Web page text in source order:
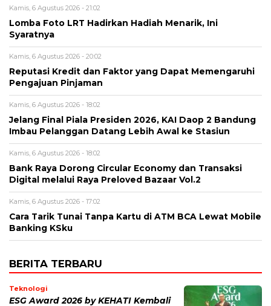
Kamis, 6 Agustus 2026 - 21:02
Lomba Foto LRT Hadirkan Hadiah Menarik, Ini
Syaratnya
Kamis, 6 Agustus 2026 - 20:02
Reputasi Kredit dan Faktor yang Dapat Memengaruhi
Pengajuan Pinjaman
Kamis, 6 Agustus 2026 - 18:02
Jelang Final Piala Presiden 2026, KAI Daop 2 Bandung
Imbau Pelanggan Datang Lebih Awal ke Stasiun
Kamis, 6 Agustus 2026 - 18:02
Bank Raya Dorong Circular Economy dan Transaksi
Digital melalui Raya Preloved Bazaar Vol.2
Kamis, 6 Agustus 2026 - 17:02
Cara Tarik Tunai Tanpa Kartu di ATM BCA Lewat Mobile
Banking KSku
BERITA TERBARU
Teknologi
ESG Award 2026 by KEHATI Kembali